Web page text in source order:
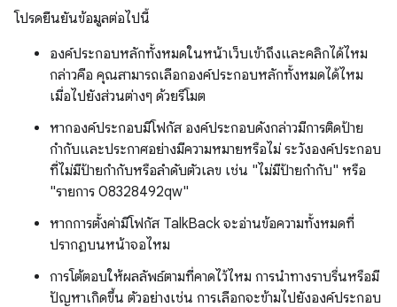
โปรดยืนยันข้อมูลต่อไปนี้
องค์ประกอบหลักทั้งหมดในหน้าเว็บเข้าถึงและคลิกได้ไหม
กล่าวคือ คุณสามารถเลือกองค์ประกอบหลักทั้งหมดได้ไหม
เมื่อไปยังส่วนต่างๆ ด้วยรีโมต
หากองค์ประกอบมีโฟกัส องค์ประกอบดังกล่าวมีการติดป้าย
กำกับและประกาศอย่างมีความหมายหรือไม่ ระวังองค์ประกอบ
ที่ไม่มีป้ายกำกับหรือลําดับตัวเลข เช่น "ไม่มีป้ายกํากับ" หรือ
"รายการ 08328492qw"
หากการตั้งค่ามีโฟกัส TalkBack จะอ่านข้อความทั้งหมดที่
ปรากฏบนหน้าจอไหม
การโต้ตอบให้ผลลัพธ์ตามที่คาดไว้ไหม การนำทางราบรื่นหรือมี
ปัญหาเกิดขึ้น ตัวอย่างเช่น การเลือกจะข้ามไปยังองค์ประกอบ